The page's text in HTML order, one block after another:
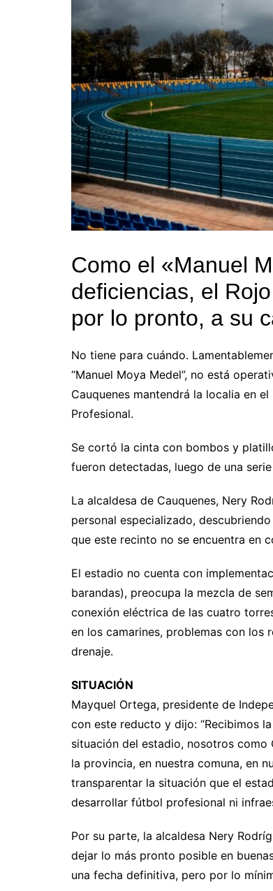
Como el «Manuel
deficiencias, el
por lo pronto, a su
No tiene para cuándo.
“Manuel Moya Medel”, no está
Cauquenes mantendrá la localia en
Profesional.
Se cortó la cinta con bombos y
fueron detectadas, luego de una
La alcaldesa de Cauquenes, Nery
personal especializado,
que este recinto no se encuentra en
El estadio no cuenta con
barandas), preocupa la mezcla de
conexión eléctrica de las cuatro
en los camarines, problemas con los
drenaje.
SITUACIÓN
Mayquel Ortega, presidente de
con este reducto y dijo: “Recibimos
situación del estadio, nosotros como
la provincia, en nuestra comuna, en
transparentar la situación que el
desarrollar fútbol profesional ni
Por su parte, la alcaldesa Nery
dejar lo más pronto posible en
una fecha definitiva, pero por lo